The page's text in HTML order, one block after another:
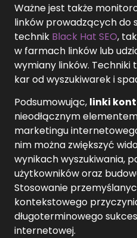
Ważne jest także
linków prowadzących do
technik Black Hat SEO,
w farmach linków lub
wymiany linków.
kar od wyszukiwarek i
Podsumowując, linki
nieodłącznym
marketingu
nim można zwiększyć
wynikach wyszukiwania,
użytkowników oraz
Stosowanie
kontekstowego
długoterminowego
internetowej.